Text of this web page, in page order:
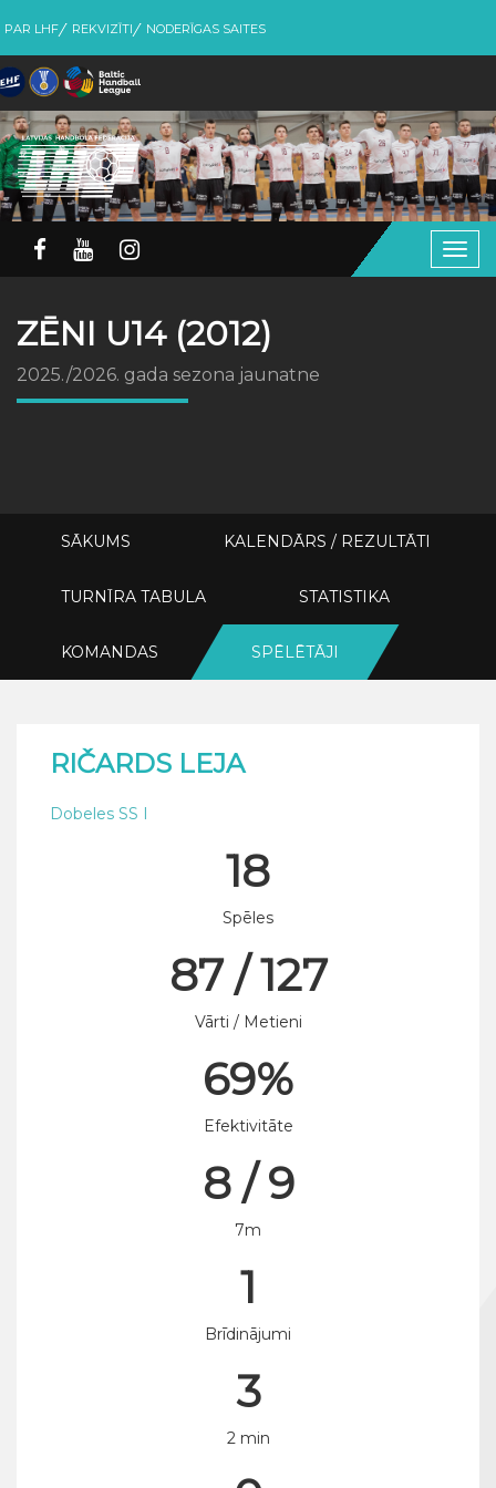
PAR LHF REKVIZĪTI NODERĪGAS SAITES
ZĒNI U14 (2012)
2025./2026. gada sezona jaunatne
SĀKUMS KALENDĀRS / REZULTĀTI
TURNĪRA TABULA STATISTIKA
KOMANDAS SPĒLĒTĀJI
RIČARDS LEJA
Dobeles SS I
18
Spēles
87 / 127
Vārti / Metieni
69%
Efektivitāte
8 / 9
7m
1
Brīdinājumi
3
2 min